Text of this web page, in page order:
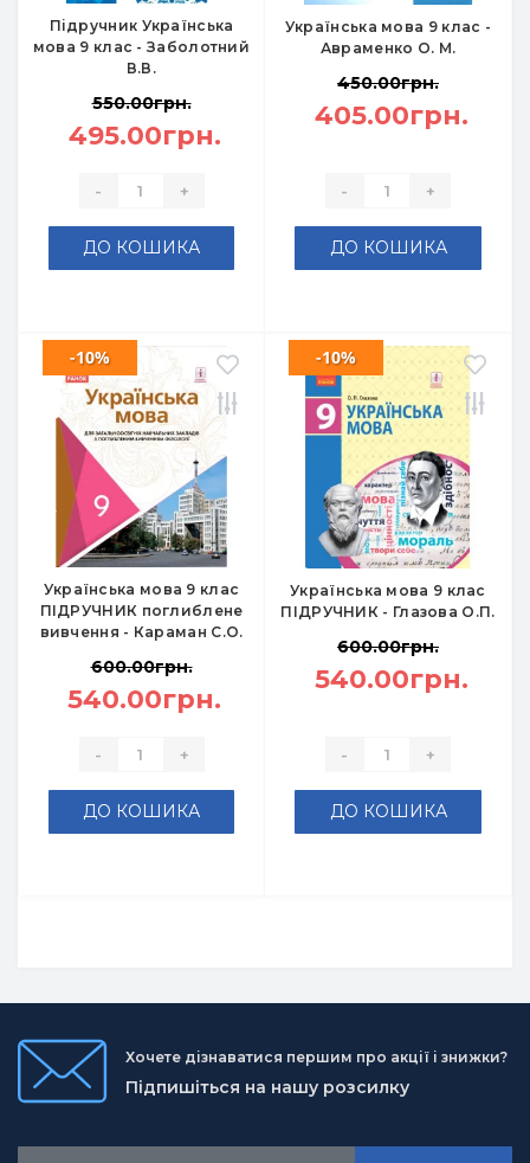
Підручник Українська
мова 9 клас - Заболотний
В.В.
550.00грн.
495.00грн.
- +
ДО КОШИКА
Українська мова 9 клас -
Авраменко О. М.
450.00грн.
405.00грн.
- +
ДО КОШИКА
Українська мова 9 клас
ПІДРУЧНИК поглиблене
вивчення - Караман С.О.
-10%
600.00грн.
540.00грн.
- +
ДО КОШИКА
Українська мова 9 клас
ПІДРУЧНИК - Глазова О.П.
-10%
600.00грн.
540.00грн.
- +
ДО КОШИКА
Хочете дізнаватися першим про акції і знижки?
Підпишіться на нашу розсилку